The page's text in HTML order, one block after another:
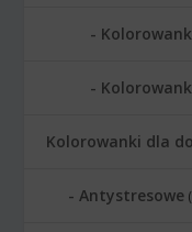
Kolorowanki dla
Antystresowe